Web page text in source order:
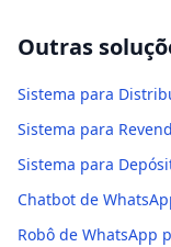
Outras
Sistema para
Sistema para
Sistema para
Chatbot de
Robô de WhatsApp